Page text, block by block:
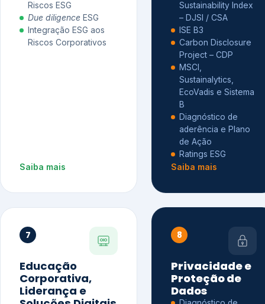
Riscos ESG
Due diligence ESG
Integração ESG aos
Riscos Corporativos
Saiba mais
Sustainability Index
– DJSI / CSA
ISE B3
Carbon Disclosure
Project – CDP
MSCI,
Sustainalytics,
EcoVadis e Sistema
B
Diagnóstico de
aderência e Plano
de Ação
Ratings ESG
Saiba mais
7
Educação
Corporativa,
Liderança e
8
Privacidade e
Proteção de
Dados